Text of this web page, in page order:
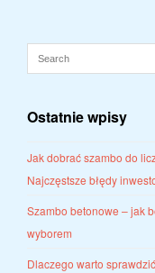
Ostatnie wpisy
Jak dobrać szambo do
Najczęstsze błędy
Szambo betonowe – jak
wyborem
Dlaczego warto